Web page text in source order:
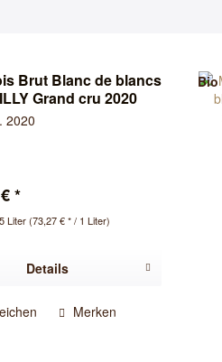
Brut Blanc de blancs
Grand cru 2020
2020
*
Liter(73,27 € * / 1 Liter)
Details
Merken
Bio